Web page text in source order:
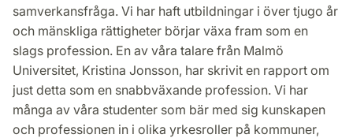
samverkansfråga. Vi har haft utbildningar i över tjugo år
och mänskliga rättigheter börjar växa fram som en
slags profession. En av våra talare från Malmö
Universitet, Kristina Jonsson, har skrivit en rapport om
just detta som en snabbväxande profession. Vi har
många av våra studenter som bär med sig kunskapen
och professionen in i olika yrkesroller på kommuner,